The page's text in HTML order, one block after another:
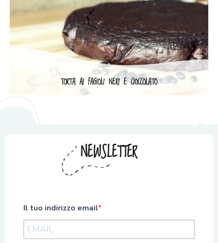
TORTA AI FAGIOLI NERI E CIOCCOLATO
NEWSLETTER
Il tuo indirizzo email